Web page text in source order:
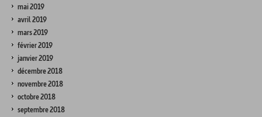
mai 2019
avril 2019
mars 2019
février 2019
janvier 2019
décembre 2018
novembre 2018
octobre 2018
septembre 2018